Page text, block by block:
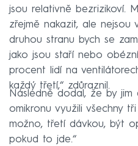
jsou relativně bezrizikoví.
zřejmě nakazit, ale nejsou
druhou stranu bych se
jako jsou staří nebo
procent lidí na
každý třetí,“ zdůraznil.
Následně dodal, že by
omikronu využili všechny
možno, třetí dávkou, být
pokud to jde.“